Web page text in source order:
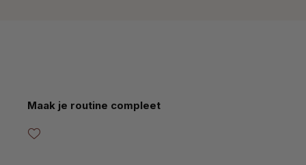
Productgalerij overslaan
Maak je routine compleet